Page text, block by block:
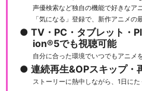
声優検索など独自の機能で好きなア
「気になる」登録で、新作アニメの
TV・PC・タブレット・
ion®5でも視聴可能
自分に合った環境でいつでもアニメ
連続再生&OPスキップ・
ストーリーに熱中しながら、1日に